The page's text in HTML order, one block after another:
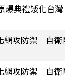
爆典禮矮化台